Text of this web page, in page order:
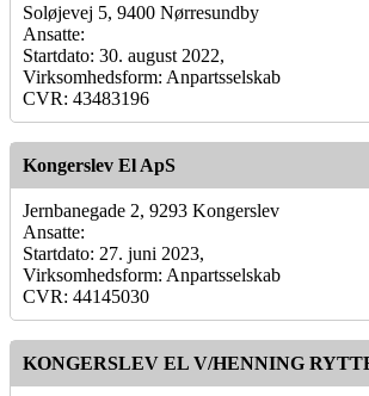
Soløjevej 5, 9400 Nørresundby
Ansatte:
Startdato: 30. august 2022,
Virksomhedsform: Anpartsselskab
CVR: 43483196
Kongerslev El ApS
Jernbanegade 2, 9293 Kongerslev
Ansatte:
Startdato: 27. juni 2023,
Virksomhedsform: Anpartsselskab
CVR: 44145030
KONGERSLEV EL V/HENNING